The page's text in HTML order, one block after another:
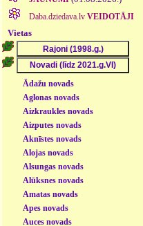
Daba.dziedava.lv VEIDOTĀJI
Vietas
Ādažu novads
Aglonas novads
Aizkraukles novads
Aizputes novads
Aknīstes novads
Alojas novads
Alsungas novads
Alūksnes novads
Amatas novads
Apes novads
Auces novads